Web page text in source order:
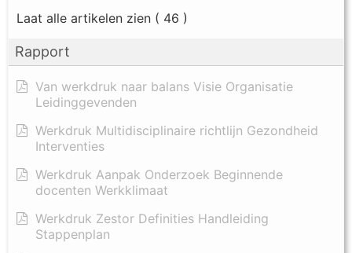
Laat alle artikelen zien ( 46 )
Rapport
Van werkdruk naar balans Visie Organisatie
Leidinggevenden
Werkdruk Multidisciplinaire richtlijn Gezondheid
Interventies
Werkdruk Aanpak Onderzoek Beginnende
docenten Werkklimaat
Werkdruk Zestor Definities Handleiding
Stappenplan